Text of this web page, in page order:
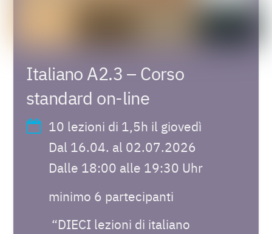
Italiano A2.3 – Corso
standard on-line
10 lezioni di 1,5h il giovedì
Dal 16.04. al 02.07.2026
Dalle 18:00 alle 19:30 Uhr
minimo 6 partecipanti
“DIECI lezioni di italiano